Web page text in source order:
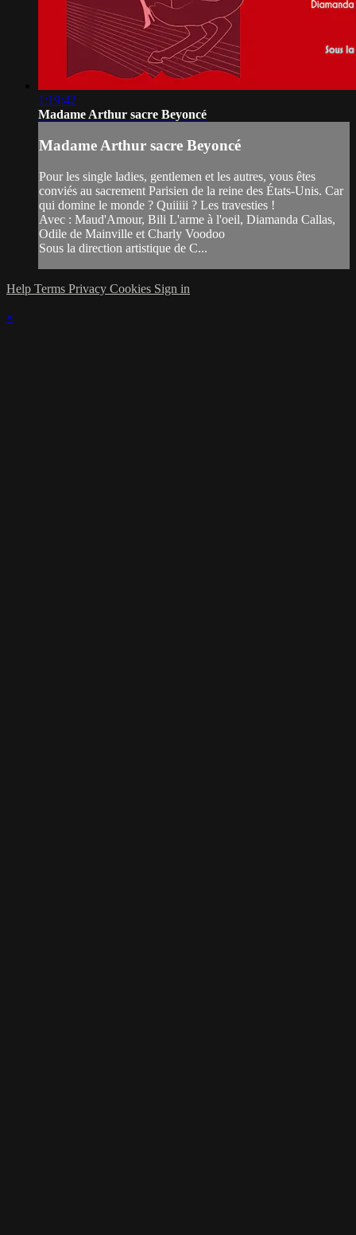
1:19:42
Madame Arthur sacre Beyoncé
Madame Arthur sacre Beyoncé
Pour les single ladies, gentlemen et les autres, vous êtes
conviés au sacrement Parisien de la reine des États-Unis. Car
qui domine le monde ? Quiiiii ? Les travesties !
Avec : Maud'Amour, Bili L'arme à l'oeil, Diamanda Callas,
Odile de Mainville et Charly Voodoo
Sous la direction artistique de C...
Help Terms Privacy Cookies Sign in
×